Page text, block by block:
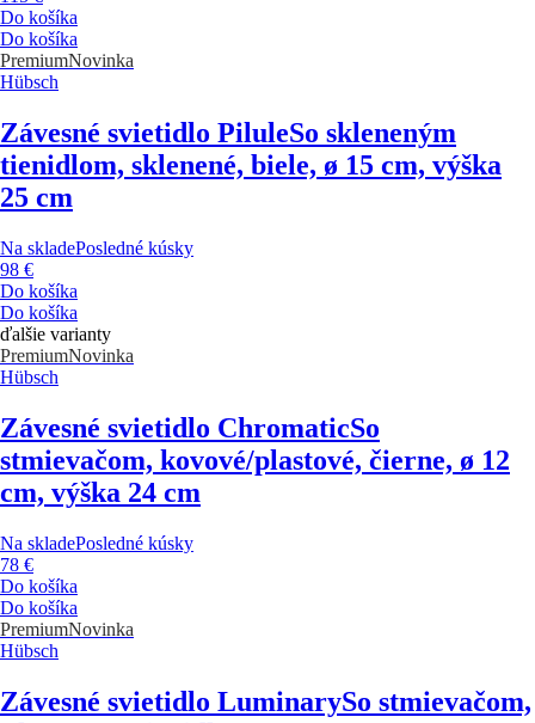
Do košíka
Do košíka
PremiumNovinka
Hübsch
Závesné svietidlo PiluleSo skleneným
tienidlom, sklenené, biele, ø 15 cm, výška
25 cm
Na skladePosledné kúsky
98 €
Do košíka
Do košíka
ďalšie varianty
PremiumNovinka
Hübsch
Závesné svietidlo ChromaticSo
stmievačom, kovové/plastové, čierne, ø 12
cm, výška 24 cm
Na skladePosledné kúsky
78 €
Do košíka
Do košíka
PremiumNovinka
Hübsch
Závesné svietidlo LuminarySo stmievačom,